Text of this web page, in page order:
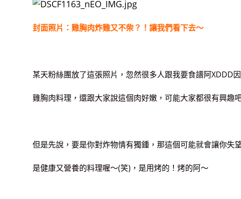
封面照片：雞胸肉炸雞又不柴？！讓我們看下去～
某天粉絲團放了這張照片，忽然很多人跟我要食譜阿XDDD
雞胸肉料理，還跟大家說這個肉好嫩，可能大家都很有興趣
但是先說，要是你對炸物情有獨鍾，那這個可能就會讓你失
是健康又營養的料理喔～(笑)，是用烤的！烤的阿～